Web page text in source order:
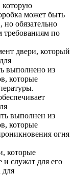
которую
может быть
обязательно
требованиям по
двери, который
выполнено из
которые
выполнен из
которые
огня
которые
и служат для его
для